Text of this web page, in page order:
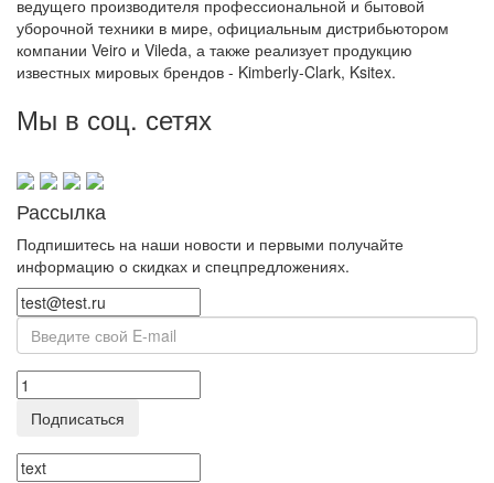
ведущего производителя профессиональной и бытовой
уборочной техники в мире, официальным дистрибьютором
компании Veiro и Vileda, а также реализует продукцию
известных мировых брендов - Kimberly-Clark, Ksitex.
Мы в соц. сетях
Рассылка
Подпишитесь на наши новости и первыми получайте
информацию о скидках и спецпредложениях.
Подписаться